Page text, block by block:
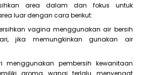
area dalam dan fokus untuk
luar dengan cara berikut:
vagina menggunakan air bersih
jika memungkinkan gunakan air
menggunakan pembersih kewanitaan
aroma wangi terlalu menyengat